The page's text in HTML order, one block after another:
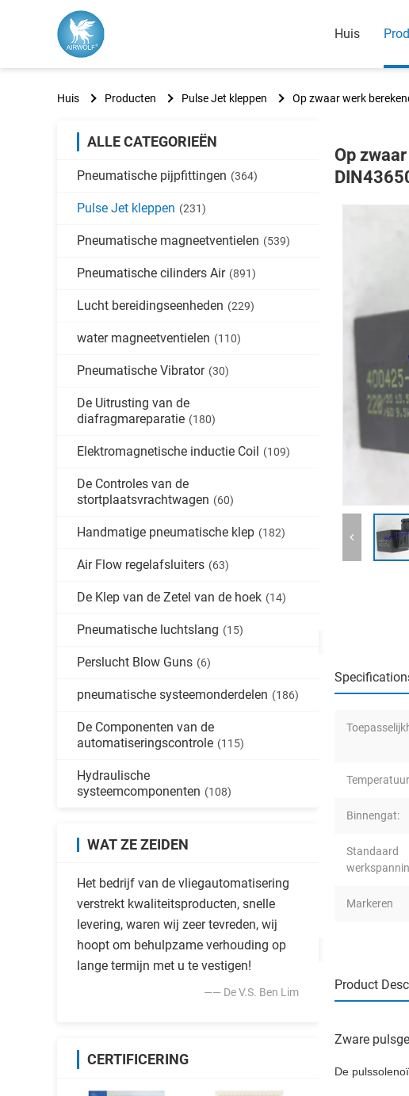
Huis
Huis Producten Pulse Jet kleppen Op zwaar werk
ALLE CATEGORIEËN
Pneumatische pijpfittingen (364)
Pulse Jet kleppen (231)
Pneumatische magneetventielen (539)
Pneumatische cilinders Air (891)
Lucht bereidingseenheden (229)
water magneetventielen (110)
Pneumatische Vibrator (30)
De Uitrusting van de
diafragmareparatie (180)
Elektromagnetische inductie Coil (109)
De Controles van de
stortplaatsvrachtwagen (60)
Handmatige pneumatische klep (182)
Air Flow regelafsluiters (63)
De Klep van de Zetel van de hoek (14)
Pneumatische luchtslang (15)
Perslucht Blow Guns (6)
pneumatische systeemonderdelen (186)
De Componenten van de
automatiseringscontrole (115)
Hydraulische
systeemcomponenten (108)
WAT ZE ZEIDEN
Het bedrijf van de vliegautomatisering
verstrekt kwaliteitsproducten, snelle
levering, waren wij zeer tevreden, wij
hoopt om behulpzame verhouding op
lange termijn met u te vestigen!
—— De V.S. Ben Lim
CERTIFICERING
Op
Binnengat:
Standaard
Markeren
Product
Zware
De